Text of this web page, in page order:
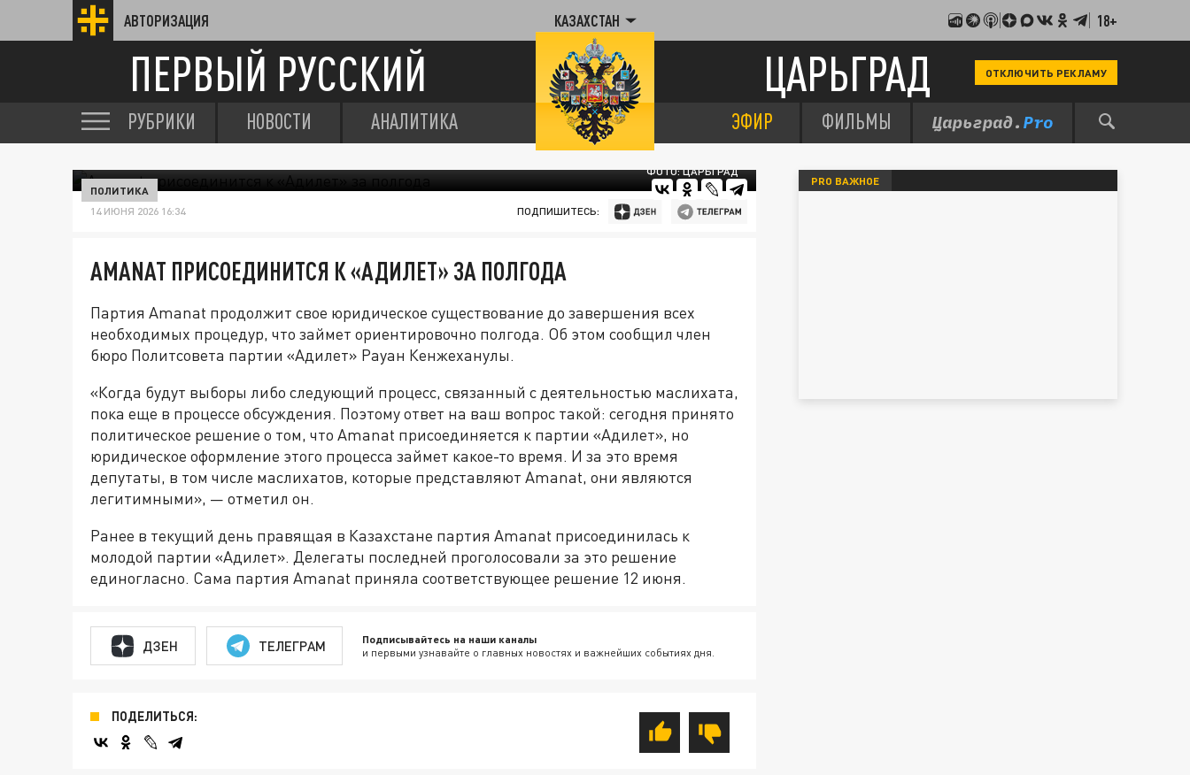
АВТОРИЗАЦИЯ КАЗАХСТАН 18+
ПЕРВЫЙ РУССКИЙ ЦАРЬГРАД ОТКЛЮЧИТЬ РЕКЛАМУ
РУБРИКИ НОВОСТИ АНАЛИТИКА ЭФИР ФИЛЬМЫ
ФОТО: ЦАРЬГРАД
ПОЛИТИКА
14 ИЮНЯ 2026 16:34 ПОДПИШИТЕСЬ:
AMANAT ПРИСОЕДИНИТСЯ К «АДИЛЕТ» ЗА ПОЛГОДА
Партия Amanat продолжит свое юридическое существование до завершения всех
необходимых процедур, что займет ориентировочно полгода. Об этом сообщил член
бюро Политсовета партии «Адилет» Рауан Кенжеханулы.
«Когда будут выборы либо следующий процесс, связанный с деятельностью маслихата,
пока еще в процессе обсуждения. Поэтому ответ на ваш вопрос такой: сегодня принято
политическое решение о том, что Amanat присоединяется к партии «Адилет», но
юридическое оформление этого процесса займет какое-то время. И за это время
депутаты, в том числе маслихатов, которые представляют Amanat, они являются
легитимными», — отметил он.
Ранее в текущий день правящая в Казахстане партия Amanat присоединилась к
молодой партии «Адилет». Делегаты последней проголосовали за это решение
единогласно. Сама партия Amanat приняла соответствующее решение 12 июня.
ДЗЕН ТЕЛЕГРАМ Подписывайтесь на наши каналы
и первыми узнавайте о главных новостях и важнейших событиях дня.
ПОДЕЛИТЬСЯ:
PRO ВАЖНОЕ